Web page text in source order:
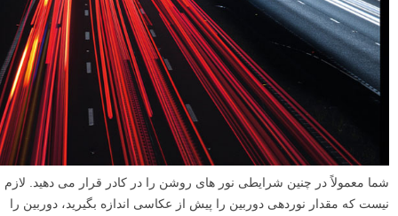
شما معمولاً در چنین شرایطی نور های روشن را در کادر قرار می دهید. لازم
نیست که مقدار نوردهی دوربین را پیش از عکاسی اندازه بگیرید، دوربین را